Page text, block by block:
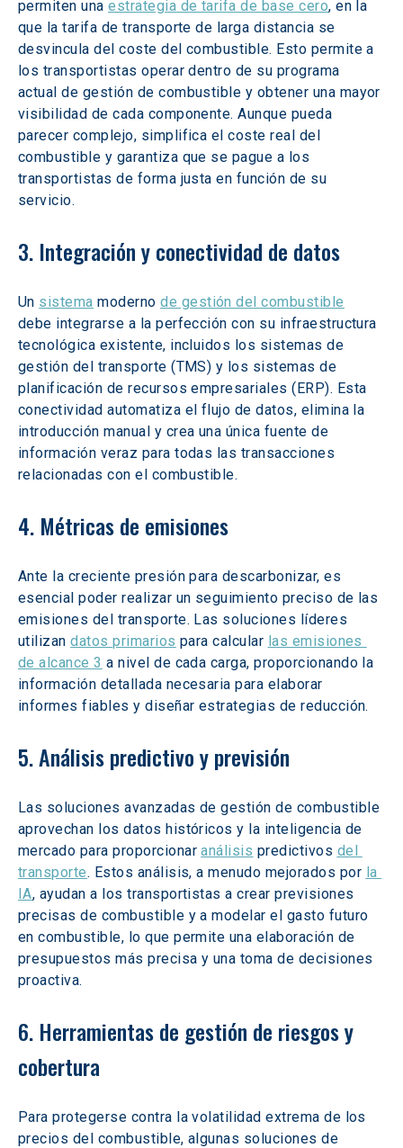
permiten una estrategia de tarifa de base cero, en la
que la tarifa de transporte de larga distancia se
desvincula del coste del combustible. Esto permite a
los transportistas operar dentro de su programa
actual de gestión de combustible y obtener una mayor
visibilidad de cada componente. Aunque pueda
parecer complejo, simplifica el coste real del
combustible y garantiza que se pague a los
transportistas de forma justa en función de su
servicio.
3. Integración y conectividad de datos
Un sistema moderno de gestión del combustible
debe integrarse a la perfección con su infraestructura
tecnológica existente, incluidos los sistemas de
gestión del transporte (TMS) y los sistemas de
planificación de recursos empresariales (ERP). Esta
conectividad automatiza el flujo de datos, elimina la
introducción manual y crea una única fuente de
información veraz para todas las transacciones
relacionadas con el combustible.
4. Métricas de emisiones
Ante la creciente presión para descarbonizar, es
esencial poder realizar un seguimiento preciso de las
emisiones del transporte. Las soluciones líderes
utilizan datos primarios para calcular las emisiones
de alcance 3 a nivel de cada carga, proporcionando la
información detallada necesaria para elaborar
informes fiables y diseñar estrategias de reducción.
5. Análisis predictivo y previsión
Las soluciones avanzadas de gestión de combustible
aprovechan los datos históricos y la inteligencia de
mercado para proporcionar análisis predictivos del
transporte. Estos análisis, a menudo mejorados por la
IA, ayudan a los transportistas a crear previsiones
precisas de combustible y a modelar el gasto futuro
en combustible, lo que permite una elaboración de
presupuestos más precisa y una toma de decisiones
proactiva.
6. Herramientas de gestión de riesgos y
cobertura
Para protegerse contra la volatilidad extrema de los
precios del combustible, algunas soluciones de